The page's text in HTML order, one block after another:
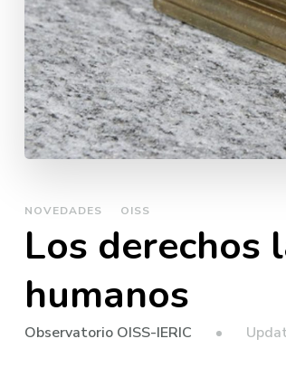
NOVEDADES OISS
Los derechos
humanos
Observatorio OISS-IERIC